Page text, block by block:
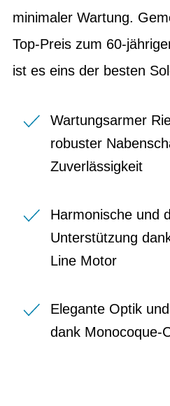
minimaler Wartung.
Top-Preis zum 60-
ist es eins der besten
Wartungsarmer
robuster
Zuverlässigkeit
Harmonische und
Unterstützung
Line Motor
Elegante Optik
dank Monocoque-